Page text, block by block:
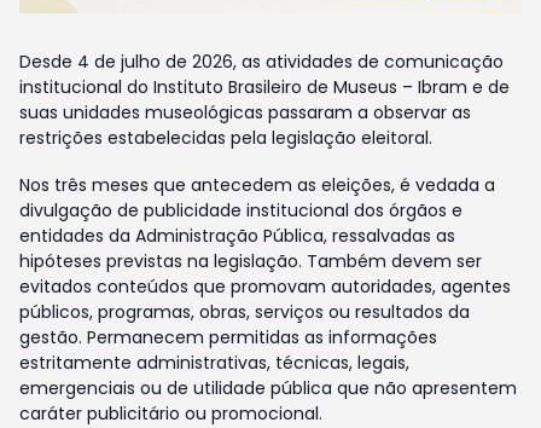
Desde 4 de julho de 2026, as atividades de comunicação
institucional do Instituto Brasileiro de Museus – Ibram e de
suas unidades museológicas passaram a observar as
restrições estabelecidas pela legislação eleitoral.
Nos três meses que antecedem as eleições, é vedada a
divulgação de publicidade institucional dos órgãos e
entidades da Administração Pública, ressalvadas as
hipóteses previstas na legislação. Também devem ser
evitados conteúdos que promovam autoridades, agentes
públicos, programas, obras, serviços ou resultados da
gestão. Permanecem permitidas as informações
estritamente administrativas, técnicas, legais,
emergenciais ou de utilidade pública que não apresentem
caráter publicitário ou promocional.